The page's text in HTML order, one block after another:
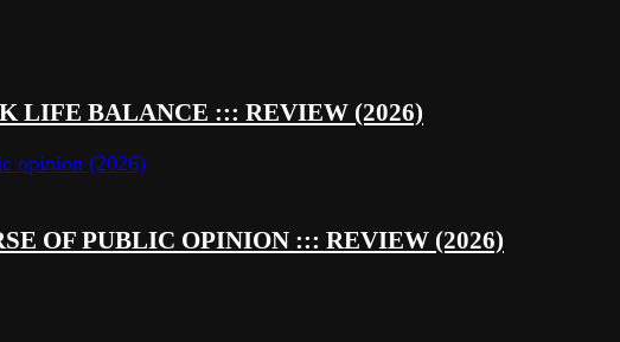
LIFE BALANCE ::: REVIEW (2026)
OF PUBLIC OPINION ::: REVIEW (2026)